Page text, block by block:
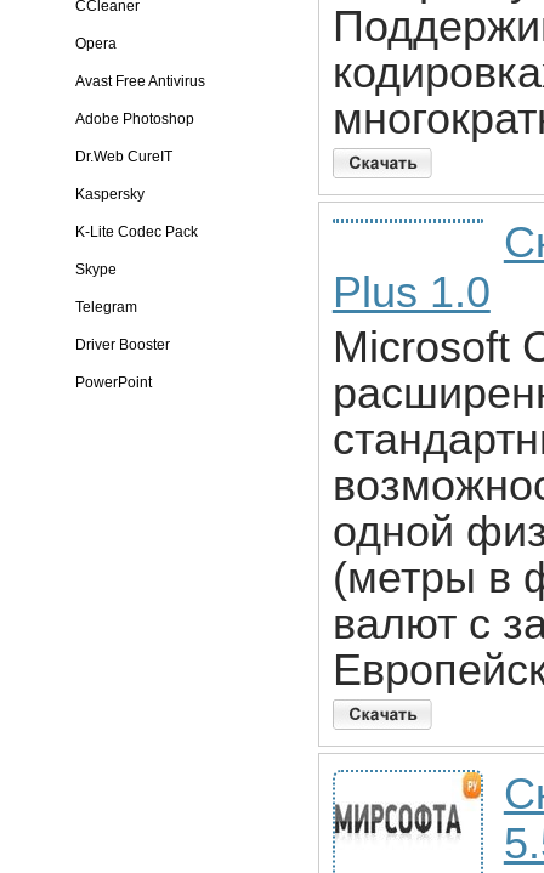
CCleaner
Opera
Avast Free Antivirus
Adobe Photoshop
Dr.Web CureIT
Kaspersky
K-Lite Codec Pack
Skype
Telegram
Driver Booster
PowerPoint
Plus 1.0
Microsoft
одной
(метры в
валют с